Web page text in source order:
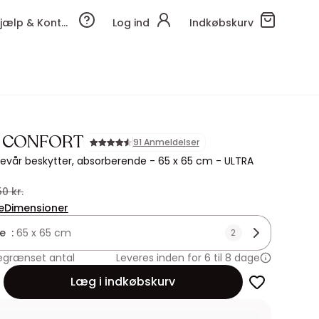
Hjælp & Kontakt Log ind Indkøbskurv
91 Anmeldelser
beskytter, absorberende - 65 x 65 cm - ULTRA
kr.
Dimensioner
: 65 x 65 cm 2
antal Leveres inden for 6 til 8 dage
Læg i indkøbskurv